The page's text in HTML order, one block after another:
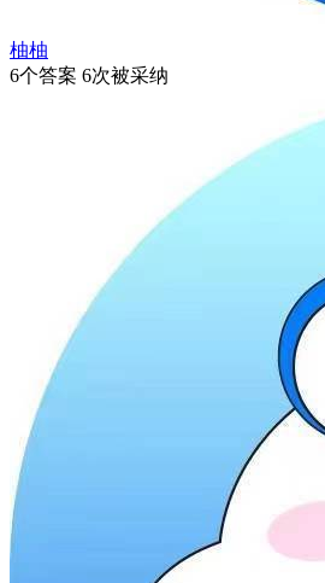
柚柚
6个答案 6次被采纳